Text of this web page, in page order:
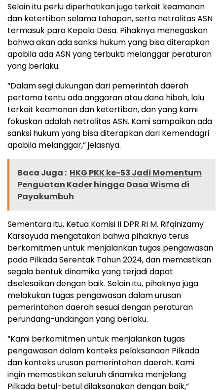
Selain itu perlu diperhatikan juga terkait keamanan
dan ketertiban selama tahapan, serta netralitas ASN
termasuk para Kepala Desa. Pihaknya menegaskan
bahwa akan ada sanksi hukum yang bisa diterapkan
apabila ada ASN yang terbukti melanggar peraturan
yang berlaku.
“Dalam segi dukungan dari pemerintah daerah
pertama tentu ada anggaran atau dana hibah, lalu
terkait keamanan dan ketertiban, dan yang kami
fokuskan adalah netralitas ASN. Kami sampaikan ada
sanksi hukum yang bisa diterapkan dari Kemendagri
apabila melanggar,” jelasnya.
Baca Juga : HKG PKK ke-53 Jadi Momentum
Penguatan Kader hingga Dasa Wisma di
Payakumbuh
Sementara itu, Ketua Komisi II DPR RI M. Rifqinizamy
Karsayuda mengatakan bahwa pihaknya terus
berkomitmen untuk menjalankan tugas pengawasan
pada Pilkada Serentak Tahun 2024, dan memastikan
segala bentuk dinamika yang terjadi dapat
diselesaikan dengan baik. Selain itu, pihaknya juga
melakukan tugas pengawasan dalam urusan
pemerintahan daerah sesuai dengan peraturan
perundang-undangan yang berlaku.
“Kami berkomitmen untuk menjalankan tugas
pengawasan dalam konteks pelaksanaan Pilkada
dan konteks urusan pemerintahan daerah. Kami
ingin memastikan seluruh dinamika menjelang
Pilkada betul-betul dilaksanakan dengan baik,”